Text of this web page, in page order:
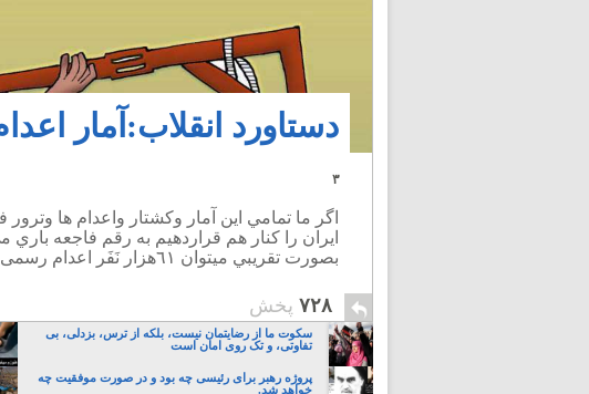
دستاورد انقلاب:آمار اعدام
۳
اگر ما تمامي اين آمار وكشتار واعدام ها وترور
ايران را كنار هم قراردهيم به رقم فاجعه
بصورت تقريبي ميتوان ٦١هزار نَفَر اعدام رسمی و ترور فتوایی را تخمين زِد !
۷۲۸ پخش
سکوت ما از رضایتمان نیست، بلکه از ترس، بزدلی، بی
تفاوتی، و تک روی امان است
پروژه رهبر برای رئیسی چه بود و در صورت موفقیت چه
خواهد شد.